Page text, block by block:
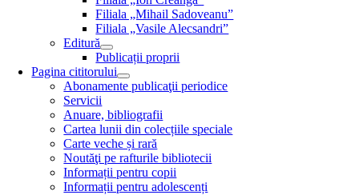
Filiala „Mihail Sadoveanu”
Filiala „Vasile Alecsandri”
Editură
Publicații proprii
Pagina cititorului
Abonamente publicaţii periodice
Servicii
Anuare, bibliografii
Cartea lunii din colecțiile speciale
Carte veche și rară
Noutăţi pe rafturile bibliotecii
Informații pentru copii
Informații pentru adolescenți